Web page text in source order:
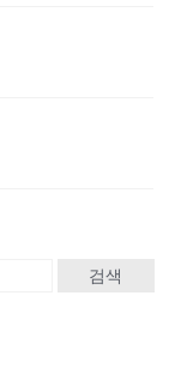
검색